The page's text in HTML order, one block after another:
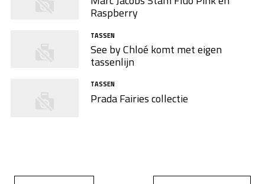
Raspberry
TASSEN
See by Chloé komt met eigen
tassenlijn
TASSEN
Prada Fairies collectie